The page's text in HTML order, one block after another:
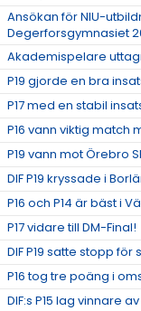
Ansökan för NIU-
Degerforsgymnasiet
Akademispelare
P19 gjorde en bra
P17 med en stabil
P16 vann viktig match
P19 vann mot Örebro
DIF P19 kryssade i
P16 och P14 är bäst i
P17 vidare till DM-Final!
DIF P19 satte stopp
P16 tog tre poäng i
DIF:s P15 lag vinnare